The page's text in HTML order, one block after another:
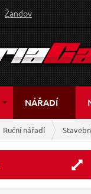
Žandov
NÁŘADÍ
Ruční nářadí